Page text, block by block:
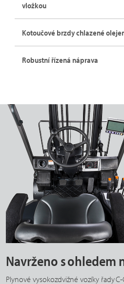
vložkou
Kotoučové brzdy chlazené
Robustní řízená náprava
Navrženo s ohledem
Plynové vysokozdvižné vozíky řady